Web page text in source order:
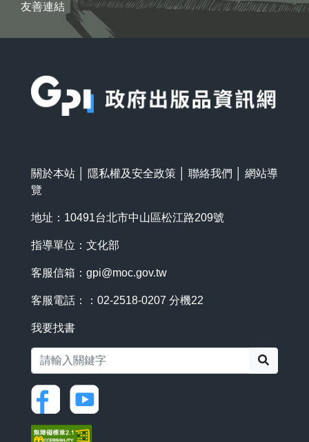
友善連結
關於本站 隱私權及安全政策 聯絡我們
網站導
覽
地址：10491台北市中山區松江路209號
指導單位：文化部
客服信箱： gpi@moc.gov.tw
客服電話：：02-2518-0207 分機22
我要找書